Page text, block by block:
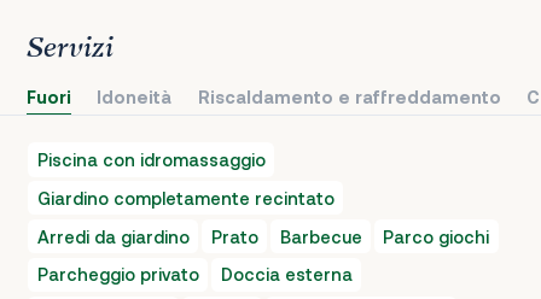
Servizi
Fuori Idoneità Riscaldamento e raffreddamento
Piscina con idromassaggio
Giardino completamente recintato
Arredi da giardino
Prato Barbecue
Parco giochi
Parcheggio privato
Doccia esterna